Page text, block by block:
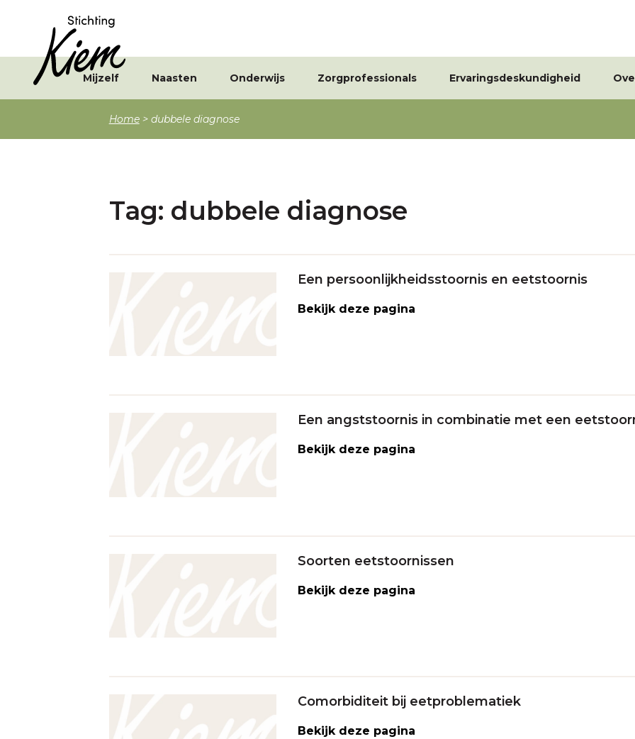
Mijzelf Naasten Onderwijs Zorgprofessionals Ervaringsdeskundigheid
Home> dubbele diagnose
Tag: dubbele diagnose
Een persoonlijkheidsstoornis en eetstoornis
Bekijk deze pagina
Een angststoornis in combinatie met een
Bekijk deze pagina
Soorten eetstoornissen
Bekijk deze pagina
Comorbiditeit bij eetproblematiek
Bekijk deze pagina